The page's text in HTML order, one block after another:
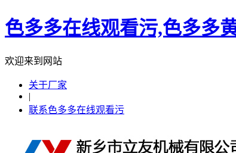
色多多在线观看污,色多多
欢迎来到网站
关于厂家
|
联系色多多在线观看污